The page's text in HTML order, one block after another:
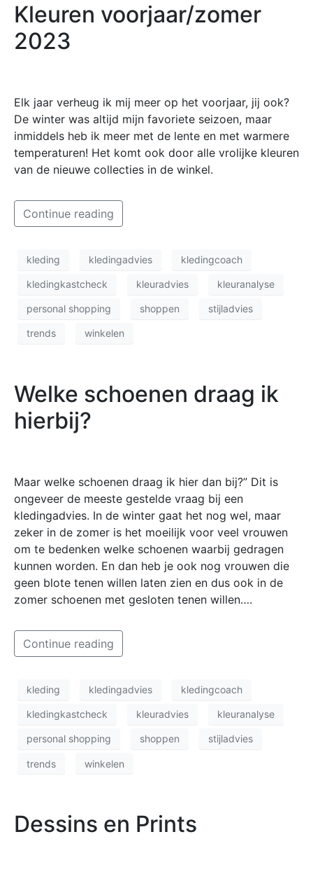
Kleuren voorjaar/zomer
2023
Elk jaar verheug ik mij meer op het voorjaar, jij ook?
De winter was altijd mijn favoriete seizoen, maar
inmiddels heb ik meer met de lente en met warmere
temperaturen! Het komt ook door alle vrolijke kleuren
van de nieuwe collecties in de winkel.
Continue reading
kleding kledingadvies kledingcoach
kledingkastcheck kleuradvies kleuranalyse
personal shopping shoppen stijladvies
trends winkelen
Welke schoenen draag ik
hierbij?
Maar welke schoenen draag ik hier dan bij?” Dit is
ongeveer de meeste gestelde vraag bij een
kledingadvies. In de winter gaat het nog wel, maar
zeker in de zomer is het moeilijk voor veel vrouwen
om te bedenken welke schoenen waarbij gedragen
kunnen worden. En dan heb je ook nog vrouwen die
geen blote tenen willen laten zien en dus ook in de
zomer schoenen met gesloten tenen willen….
Continue reading
kleding kledingadvies kledingcoach
kledingkastcheck kleuradvies kleuranalyse
personal shopping shoppen stijladvies
trends winkelen
Dessins en Prints